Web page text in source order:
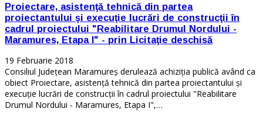
Proiectare, asistenţă tehnică din partea
proiectantului şi execuţie lucrări de construcţii în
cadrul proiectului "Reabilitare Drumul Nordului -
Maramures, Etapa I" - prin Licitaţie deschisă
19 Februarie 2018
Consiliul Județean Maramureș derulează achiziţia publică având ca
obiect Proiectare, asistenţă tehnică din partea proiectantului şi
execuţie lucrări de construcţii în cadrul proiectului "Reabilitare
Drumul Nordului - Maramures, Etapa I",…